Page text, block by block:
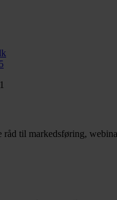
råd til markedsføring,